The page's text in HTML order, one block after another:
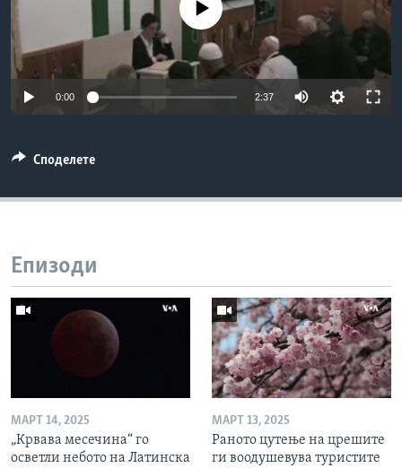
No media source currently available
0:00 2:37
Споделете
Епизоди
МАРТ 14, 2025
„Крвава месечина“ го
осветли небото на Латинска
МАРТ 13, 2025
Раното цутење на црешите
ги воодушевува туристите